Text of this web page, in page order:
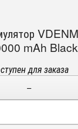
mAh
для заказа
−